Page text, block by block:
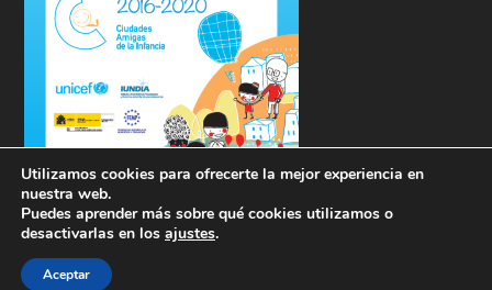
Diseñado por
Utilizamos cookies para ofrecerte la mejor experiencia en
nuestra web.
Puedes aprender más sobre qué cookies utilizamos o
desactivarlas en los ajustes.
Aceptar